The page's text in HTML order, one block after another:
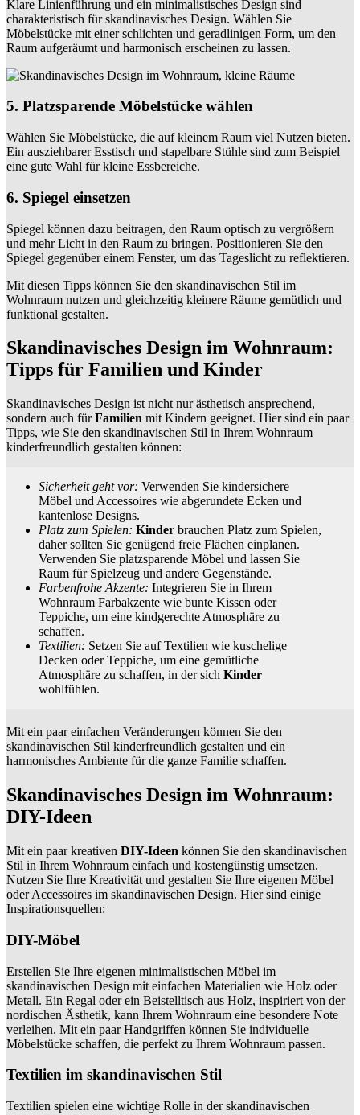
Klare Linienführung und ein minimalistisches Design sind
charakteristisch für skandinavisches Design. Wählen Sie
Möbelstücke mit einer schlichten und geradlinigen Form, um den
Raum aufgeräumt und harmonisch erscheinen zu lassen.
5. Platzsparende Möbelstücke wählen
Wählen Sie Möbelstücke, die auf kleinem Raum viel Nutzen bieten.
Ein ausziehbarer Esstisch und stapelbare Stühle sind zum Beispiel
eine gute Wahl für kleine Essbereiche.
6. Spiegel einsetzen
Spiegel können dazu beitragen, den Raum optisch zu vergrößern
und mehr Licht in den Raum zu bringen. Positionieren Sie den
Spiegel gegenüber einem Fenster, um das Tageslicht zu reflektieren.
Mit diesen Tipps können Sie den skandinavischen Stil im
Wohnraum nutzen und gleichzeitig kleinere Räume gemütlich und
funktional gestalten.
Skandinavisches Design im Wohnraum:
Tipps für Familien und Kinder
Skandinavisches Design ist nicht nur ästhetisch ansprechend,
sondern auch fürFamilien mit Kindern geeignet. Hier sind ein paar
Tipps, wie Sie den skandinavischen Stil in Ihrem Wohnraum
kinderfreundlich gestalten können:
Sicherheit geht vor: Verwenden Sie kindersichere
Möbel und Accessoires wie abgerundete Ecken und
kantenlose Designs.
Platz zum Spielen: Kinder brauchen Platz zum Spielen,
daher sollten Sie genügend freie Flächen einplanen.
Verwenden Sie platzsparende Möbel und lassen Sie
Raum für Spielzeug und andere Gegenstände.
Farbenfrohe Akzente: Integrieren Sie in Ihrem
Wohnraum Farbakzente wie bunte Kissen oder
Teppiche, um eine kindgerechte Atmosphäre zu
schaffen.
Textilien: Setzen Sie auf Textilien wie kuschelige
Decken oder Teppiche, um eine gemütliche
Atmosphäre zu schaffen, in der sich Kinder
wohlfühlen.
Mit ein paar einfachen Veränderungen können Sie den
skandinavischen Stil kinderfreundlich gestalten und ein
harmonisches Ambiente für die ganze Familie schaffen.
Skandinavisches Design im Wohnraum:
DIY-Ideen
Mit ein paar kreativen DIY-Ideen können Sie den skandinavischen
Stil in Ihrem Wohnraum einfach und kostengünstig umsetzen.
Nutzen Sie Ihre Kreativität und gestalten Sie Ihre eigenen Möbel
oder Accessoires im skandinavischen Design. Hier sind einige
Inspirationsquellen:
DIY-Möbel
Erstellen Sie Ihre eigenen minimalistischen Möbel im
skandinavischen Design mit einfachen Materialien wie Holz oder
Metall. Ein Regal oder ein Beistelltisch aus Holz, inspiriert von der
nordischen Ästhetik, kann Ihrem Wohnraum eine besondere Note
verleihen. Mit ein paar Handgriffen können Sie individuelle
Möbelstücke schaffen, die perfekt zu Ihrem Wohnraum passen.
Textilien im skandinavischen Stil
Textilien spielen eine wichtige Rolle in der skandinavischen